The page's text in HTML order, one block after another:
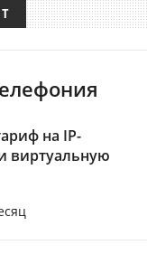
на IP-
виртуальную